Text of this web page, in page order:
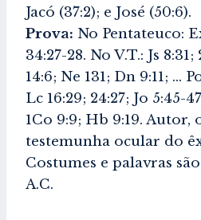
Jacó (37:2); e José (50:6).
Prova: No Pentateuco:
34:27-28. No V.T.: Js 8:31;
14:6; Ne 131; Dn 9:11; …
Lc 16:29; 24:27; Jo 5:45-
1Co 9:9; Hb 9:19.
testemunha ocular do
Costumes e palavras
A.C.